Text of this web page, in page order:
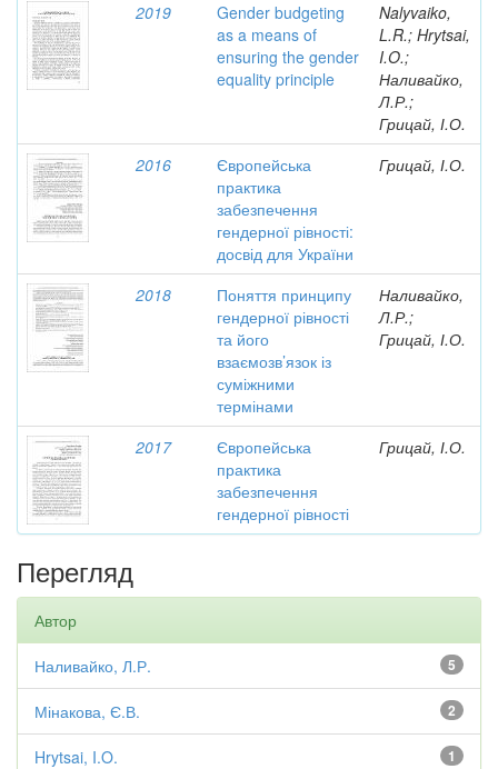
2019
Gender budgeting
as a means of
ensuring the gender
equality principle
Nalyvaiko,
L.R.; Hrytsai,
I.O.;
Наливайко,
Л.Р.;
Грицай, І.О.
2016
Європейська
практика
забезпечення
гендерної рівності:
досвід для України
Грицай, І.О.
2018
Поняття принципу
гендерної рівності
та його
взаємозв’язок із
суміжними
термінами
Наливайко,
Л.Р.;
Грицай, І.О.
2017
Європейська
практика
забезпечення
гендерної рівності
Грицай, І.О.
Перегляд
Автор
5
Наливайко, Л.Р.
2
Мінакова, Є.В.
1
Hrytsai, I.O.